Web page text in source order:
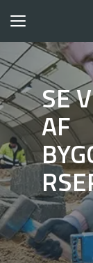
Toggle
SE
AF